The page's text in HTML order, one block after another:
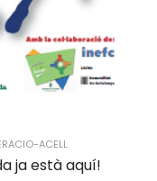
ACELL
ja està aquí!